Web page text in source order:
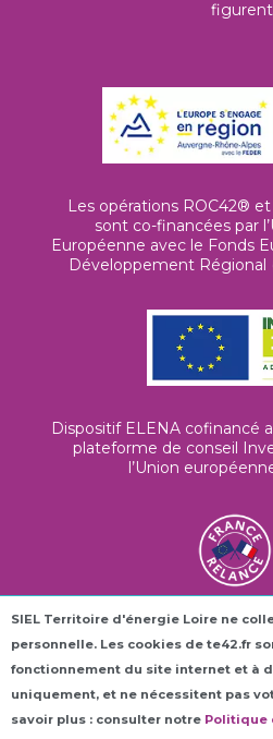
Les opérations ROC42®
sont co-financées par
Européenne avec le Fonds
Développement Régional
Dispositif ELENA cofinancé
plateforme de conseil
l’Union
Les horloges connectées
financées dans le cadre du
Relance.
SIEL Territoire d'énergie Loire ne
personnelle. Les cookies de te42.fr
fonctionnement du site internet et à
uniquement, et ne nécessitent pas
savoir plus : consulter notre Politique